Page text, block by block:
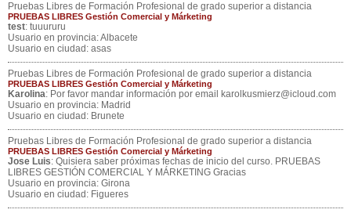
Pruebas Libres de Formación Profesional de grado superior a distancia
PRUEBAS LIBRES Gestión Comercial y Márketing
test: tuuururu
Usuario en provincia: Albacete
Usuario en ciudad: asas
Pruebas Libres de Formación Profesional de grado superior a distancia
PRUEBAS LIBRES Gestión Comercial y Márketing
Karolina: Por favor mandar información por email karolkusmierz@icloud.com
Usuario en provincia: Madrid
Usuario en ciudad: Brunete
Pruebas Libres de Formación Profesional de grado superior a distancia
PRUEBAS LIBRES Gestión Comercial y Márketing
Jose Luis: Quisiera saber próximas fechas de inicio del curso. PRUEBAS
LIBRES GESTIÓN COMERCIAL Y MÁRKETING Gracias
Usuario en provincia: Girona
Usuario en ciudad: Figueres